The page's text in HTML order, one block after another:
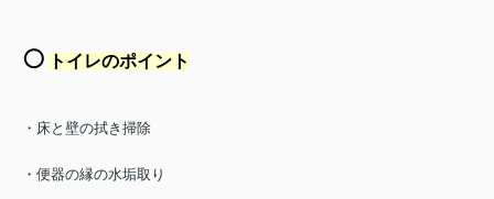
⚪️ トイレのポイント
・床と壁の拭き掃除
・便器の縁の水垢取り